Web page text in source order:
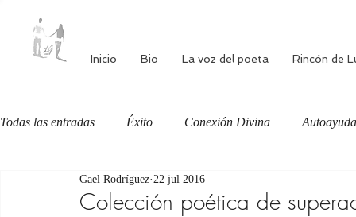
Inicio Bio La voz del poeta Rincón de
Todas las entradas Éxito Conexión Divina Autoayuda
Autoestima Alimentación consciente
Colección poética de
Gael Rodríguez 22 jul 2016